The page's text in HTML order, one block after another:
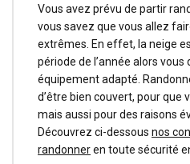
Vous avez prévu de partir
vous savez que vous allez
extrêmes. En effet, la neige
période de l’année alors vous
équipement adapté.
d’être bien couvert, pour que
mais aussi pour des raisons
Découvrez ci-dessous nos
randonneren toute sécurité